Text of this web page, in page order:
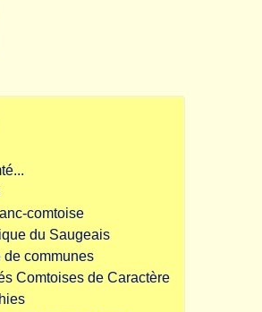
comtoise
du Saugeais
de communes
Comtoises de Caractère